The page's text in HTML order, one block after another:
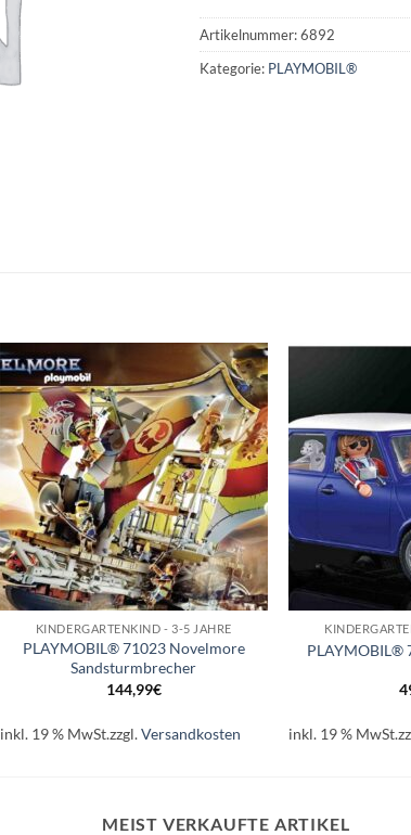
Artikelnummer:6892
Kategorie: PLAYMOBIL®
Auf die
Wunschliste
+
KINDERGARTENKIND - 3-5 JAHRE
PLAYMOBIL® 71023 Novelmore
Sandsturmbrecher
144,99€
inkl. 19 % MwSt.zzgl.Versandkosten
+
PLAYMOBIL®
inkl. 19 % MwSt.
MEIST VERKAUFTE ARTIKEL